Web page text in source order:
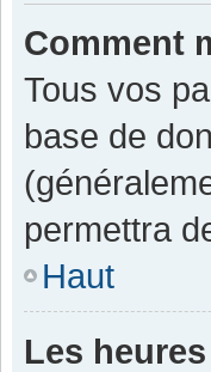
Comment
Tous vos
base de
permettra
Haut
Les